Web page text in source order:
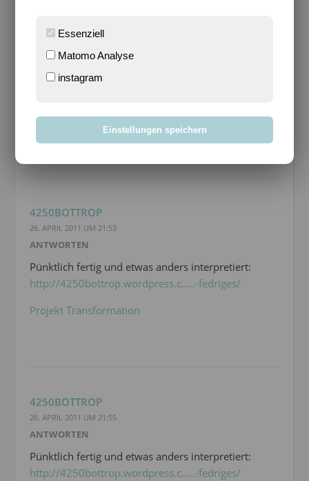
26. APRIL 2011 UM 17:30
ANTWORTEN
Was für ein Wort. Federn ließen sich leicht
http://www.flickr.com/photos/u.....hotostream
4250BOTTROP
26. APRIL 2011 UM 21:53
ANTWORTEN
Pünktlich fertig und etwas anders interpretiert:
http://4250bottrop.wordpress.c.....-fedriges/
Projekt Transformation
4250BOTTROP
26. APRIL 2011 UM 21:55
ANTWORTEN
Pünktlich fertig und etwas anders interpretiert:
http://4250bottrop.wordpress.c.....-fedriges/
Essenziell
Matomo Analyse
instagram
Einstellungen speichern